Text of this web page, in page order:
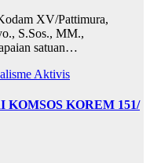
XV/Pattimura,
S.Sos., MM.,
satuan…
Aktivis
KOREM 151/